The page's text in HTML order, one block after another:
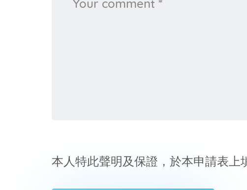
本人特此聲明及保證，於本申請表上